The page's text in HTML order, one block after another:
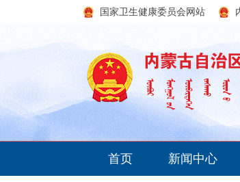
国家卫生健康委员会网站
首页 新闻中心